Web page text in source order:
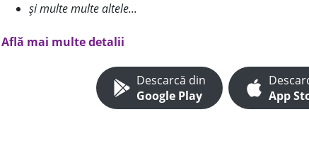
și multe multe altele...
Află mai multe detalii
Descarcă din
Google Play
App